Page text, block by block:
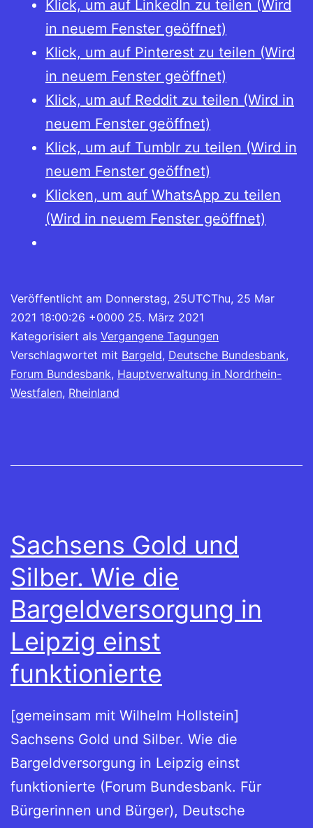
Klick, um auf LinkedIn zu teilen (Wird
in neuem Fenster geöffnet)
Klick, um auf Pinterest zu teilen (Wird
in neuem Fenster geöffnet)
Klick, um auf Reddit zu teilen (Wird in
neuem Fenster geöffnet)
Klick, um auf Tumblr zu teilen (Wird in
neuem Fenster geöffnet)
Klicken, um auf WhatsApp zu teilen
(Wird in neuem Fenster geöffnet)
Veröffentlicht am Donnerstag, 25UTCThu, 25 Mar
2021 18:00:26 +0000 25. März 2021
Kategorisiert als Vergangene Tagungen
Verschlagwortet mit Bargeld, Deutsche Bundesbank,
Forum Bundesbank, Hauptverwaltung in Nordrhein-
Westfalen, Rheinland
Sachsens Gold und
Silber. Wie die
Bargeldversorgung in
Leipzig einst
funktionierte
[gemeinsam mit Wilhelm Hollstein]
Sachsens Gold und Silber. Wie die
Bargeldversorgung in Leipzig einst
funktionierte (Forum Bundesbank. Für
Bürgerinnen und Bürger), Deutsche